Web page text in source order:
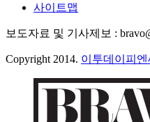
사이트맵
보도자료 및 기사제보 :
Copyright 2014. 이투데이피엔